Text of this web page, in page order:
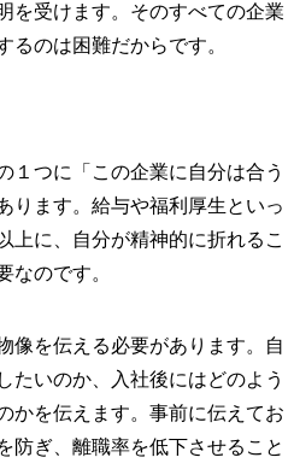
を受けます。そのすべての企業
るのは困難だからです。
１つに「この企業に自分は合う
ります。給与や福利厚生といっ
上に、自分が精神的に折れるこ
なのです。
像を伝える必要があります。自
たいのか、入社後にはどのよう
かを伝えます。事前に伝えてお
防ぎ、離職率を低下させること